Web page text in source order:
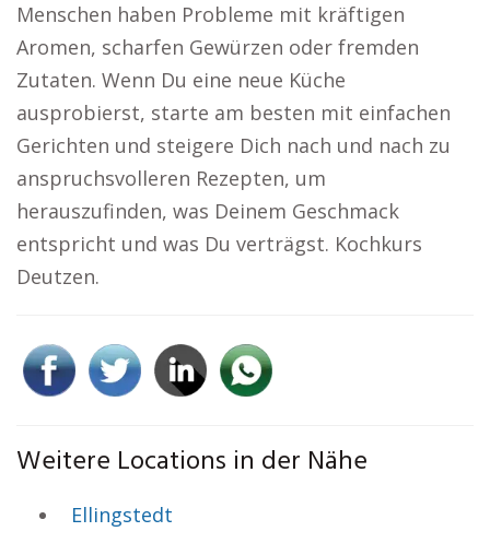
Menschen haben Probleme mit kräftigen
Aromen, scharfen Gewürzen oder fremden
Zutaten. Wenn Du eine neue Küche
ausprobierst, starte am besten mit einfachen
Gerichten und steigere Dich nach und nach zu
anspruchsvolleren Rezepten, um
herauszufinden, was Deinem Geschmack
entspricht und was Du verträgst. Kochkurs
Deutzen.
Weitere Locations in der Nähe
Ellingstedt